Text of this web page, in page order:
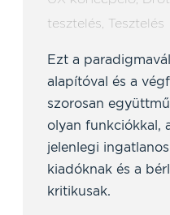
tesztelés, Tesztelés
Ezt a
alapítóval és a
szorosan
olyan funkciókkal,
jelenlegi
kiadóknak és a
kritikusak.